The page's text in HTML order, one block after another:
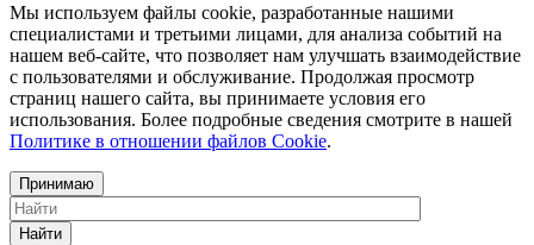
Мы используем файлы cookie, разработанные нашими
специалистами и третьими лицами, для анализа событий на
нашем веб-сайте, что позволяет нам улучшать взаимодействие
с пользователями и обслуживание. Продолжая просмотр
страниц нашего сайта, вы принимаете условия его
использования. Более подробные сведения смотрите в нашей
Политике в отношении файлов Cookie.
Принимаю
Найти